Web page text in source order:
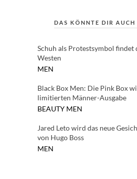
DAS KÖNNTE DIR AUCH
Schuh als Protestsymbol findet
Westen
MEN
Black Box Men: Die Pink Box
limitierten Männer-Ausgabe
BEAUTY MEN
Jared Leto wird das neue
von Hugo Boss
MEN